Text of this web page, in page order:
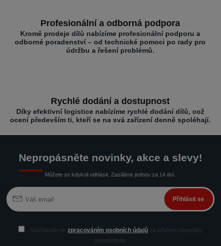
Profesionální a odborná podpora
Kromě prodeje dílů nabízíme profesionální podporu a
odborné poradenství – od technické pomoci po rady pro
údržbu a řešení problémů.
Rychlé dodání a dostupnost
Díky efektivní logistice nabízíme rychlé dodání dílů, což
ocení především ti, kteří se na svá zařízení denně spoléhají.
Nepropásněte novinky, akce a slevy!
Můžete se kdykoli odhlásit. Zasíláme jednou za 14 dní.
Přihlásit se
Souhlasím sezpracováním osobních údajů za účelem rozesílky
newsletteru.